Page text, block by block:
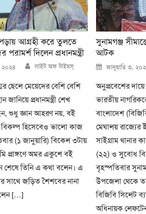
আগ্রহী করে তুলতে
দিলেন প্রধানমন্ত্রী
২০২৪ Author
লাইট অফ টাইমস্
ছেলে মেয়েদের বেশি বেশি
জানিয়ে প্রধানমন্ত্রী শেখ
শুধু জ্ঞান আহরণ নয়, বই
হিসেবেও ভালো কাজ
(১ জানুয়ারি) বিকেল ৩টায়
প্রাঙ্গণে অমর একুশে বই
শেষে তিনি এ কথা বলেন। এ
সাথে জড়িত শৈশবের নানা
[…]
সুনামগঞ্জ
আটক
Posted
on
জানুয়ারি ৩,
অনুপ্রবেশের
ভারতীয়
বাংলাদেশ
মেঘালয় রাজ্যের
সাইগ্রাম থানার
(২২) ও সুবোধ
বৃহস্পতিবার
উপজেলা থেকে
বিজিবি সিলেট
অধিনায়ক